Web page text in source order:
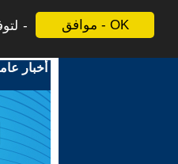
موافق - OK
أخبار